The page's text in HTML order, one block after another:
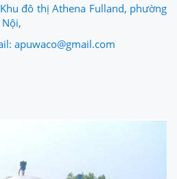
đô thị Athena Fulland, phường
apuwaco@gmail.com